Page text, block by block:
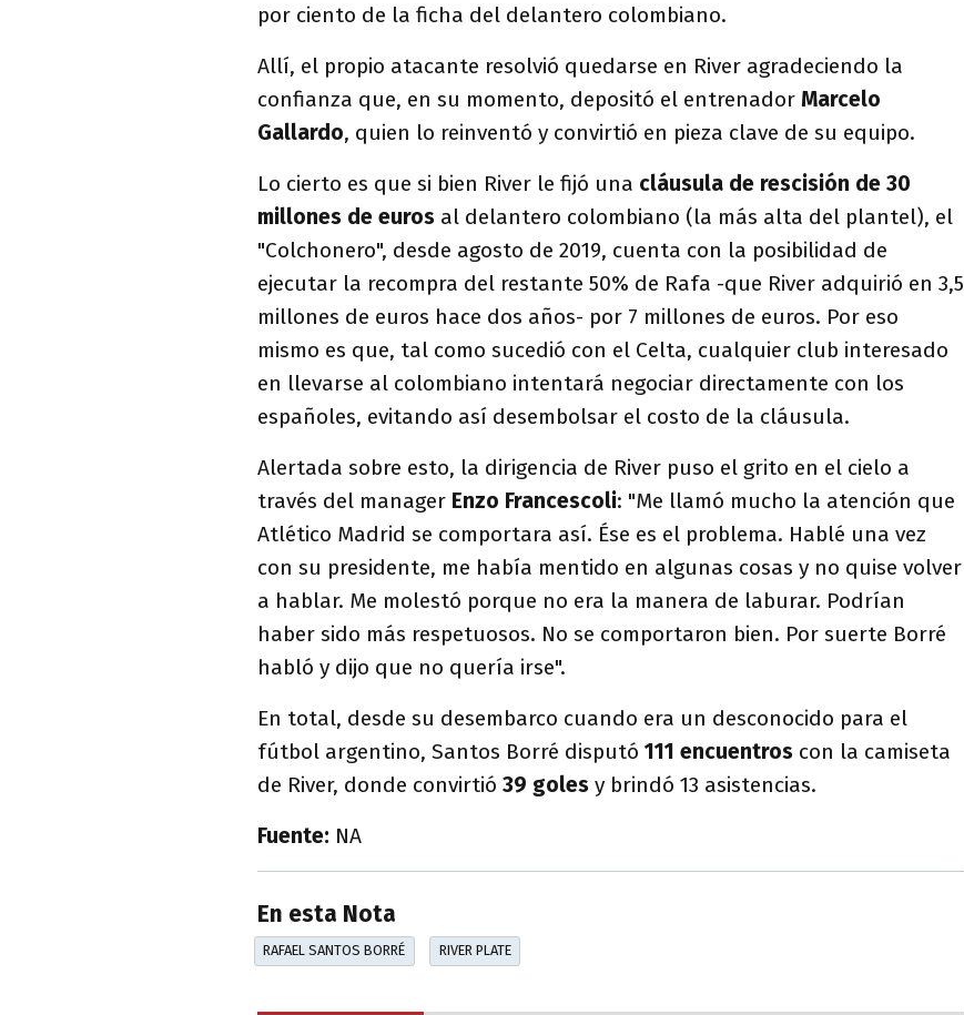
por ciento de la ficha del delantero colombiano.
Allí, el propio atacante resolvió quedarse en River agradeciendo la
confianza que, en su momento, depositó el entrenador Marcelo
Gallardo, quien lo reinventó y convirtió en pieza clave de su equipo.
Lo cierto es que si bien River le fijó una cláusula de rescisión de 30
millones de euros al delantero colombiano (la más alta del plantel), el
"Colchonero", desde agosto de 2019, cuenta con la posibilidad de
ejecutar la recompra del restante 50% de Rafa -que River adquirió en 3,5
millones de euros hace dos años- por 7 millones de euros. Por eso
mismo es que, tal como sucedió con el Celta, cualquier club interesado
en llevarse al colombiano intentará negociar directamente con los
españoles, evitando así desembolsar el costo de la cláusula.
Alertada sobre esto, la dirigencia de River puso el grito en el cielo a
través del manager Enzo Francescoli: "Me llamó mucho la atención que
Atlético Madrid se comportara así. Ése es el problema. Hablé una vez
con su presidente, me había mentido en algunas cosas y no quise volver
a hablar. Me molestó porque no era la manera de laburar. Podrían
haber sido más respetuosos. No se comportaron bien. Por suerte Borré
habló y dijo que no quería irse".
En total, desde su desembarco cuando era un desconocido para el
fútbol argentino, Santos Borré disputó 111 encuentros con la camiseta
de River, donde convirtió 39 goles y brindó 13 asistencias.
Fuente: NA
En esta Nota
RAFAEL SANTOS BORRÉ RIVER PLATE